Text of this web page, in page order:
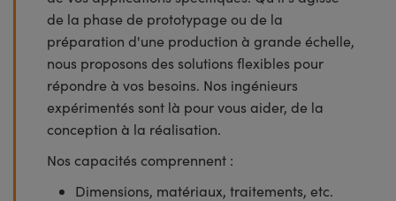
de la phase de prototypage ou de la
préparation d'une production à grande échelle,
nous proposons des solutions flexibles pour
répondre à vos besoins. Nos ingénieurs
expérimentés sont là pour vous aider, de la
conception à la réalisation.
Nos capacités comprennent :
Dimensions, matériaux, traitements, etc.